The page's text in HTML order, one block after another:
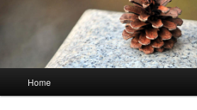
Skip to primary content
Skip to secondary content
Home